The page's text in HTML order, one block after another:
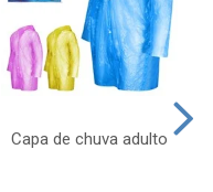
Capa de chuva adulto